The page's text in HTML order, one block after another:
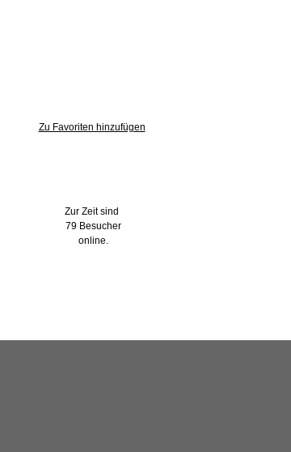
Zu Favoriten hinzufügen
Zur Zeit sind
79 Besucher
online.